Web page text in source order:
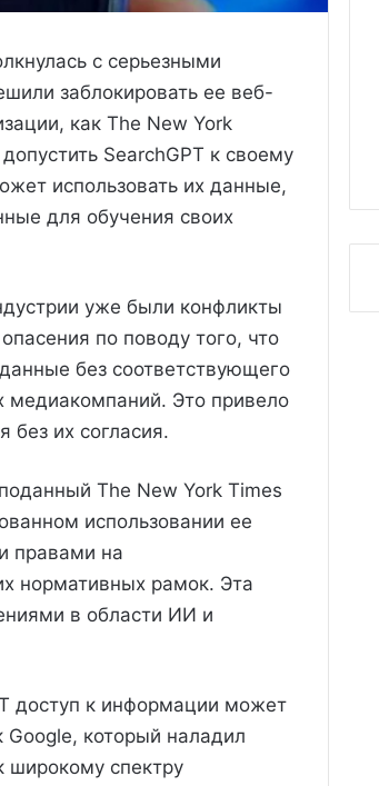
с серьезными
заблокировать ее веб-
как The New York
SearchGPT к своему
использовать их данные,
для обучения своих
уже были конфликты
по поводу того, что
без соответствующего
медиакомпаний. Это привело
без их согласия.
The New York Times
использовании ее
правами на
нормативных рамок. Эта
в области ИИ и
доступ к информации может
Google, который наладил
широкому спектру